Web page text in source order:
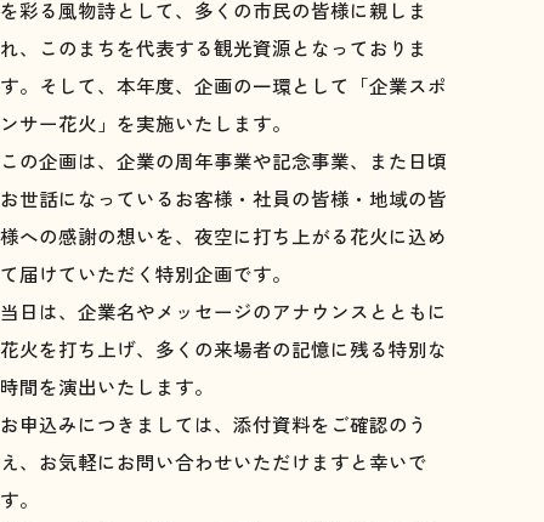
を彩る風物詩として、多くの市民の皆様に親しま
れ、このまちを代表する観光資源となっておりま
す。そして、本年度、企画の一環として「企業スポ
ンサー花火」を実施いたします。
この企画は、企業の周年事業や記念事業、また日頃
お世話になっているお客様・社員の皆様・地域の皆
様への感謝の想いを、夜空に打ち上がる花火に込め
て届けていただく特別企画です。
当日は、企業名やメッセージのアナウンスとともに
花火を打ち上げ、多くの来場者の記憶に残る特別な
時間を演出いたします。
お申込みにつきましては、添付資料をご確認のう
え、お気軽にお問い合わせいただけますと幸いで
す。